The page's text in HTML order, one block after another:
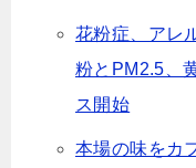
花粉症、アレ
粉とPM2.5、
ス開始
本場の味をカ